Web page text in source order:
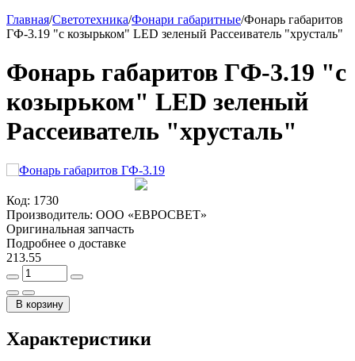
Главная/Светотехника/Фонари габаритные/Фонарь габаритов
ГФ-3.19 "с козырьком" LED зеленый Рассеиватель "хрусталь"
Фонарь габаритов ГФ-3.19 "с
козырьком" LED зеленый
Рассеиватель "хрусталь"
Код: 1730
Производитель: ООО «ЕВРОСВЕТ»
Оригинальная запчасть
Подробнее о доставке
213.55
В корзину
Характеристики